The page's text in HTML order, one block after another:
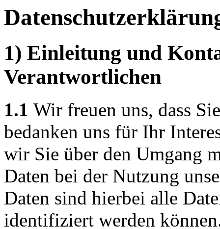
1) Einleitung und
Verantwortlichen
1.1 Wir freuen uns, dass
bedanken uns für Ihr
wir Sie über den Umgang
Daten bei der Nutzung
Daten sind hierbei alle
identifiziert werden